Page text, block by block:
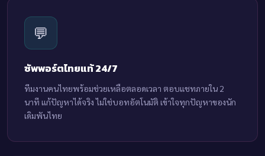
💬
ซัพพอร์ตไทยแท้ 24/7
ทีมงานคนไทยพร้อมช่วยเหลือตลอดเวลา ตอบแชทภายใน 2
นาที แก้ปัญหาได้จริง ไม่ใช่บอทอัตโนมัติ เข้าใจทุกปัญหาของนัก
เดิมพันไทย